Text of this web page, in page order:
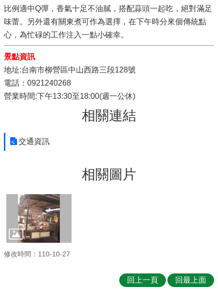
比例適中Q彈，香氣十足不油膩，搭配蒜頭一起吃，絕對滿足
味蕾。另外還有關東煮可作為選擇，在下午時分來個傳統點
心，為忙碌的工作注入一點小確幸。
景點資訊
地址:台南市柳營區中山西路三段128號
電話：0921240268
營業時間:下午13:30至18:00(週一公休)
相關連結
交通資訊
相關圖片
修改時間：110-10-27
回上一頁 回最上面